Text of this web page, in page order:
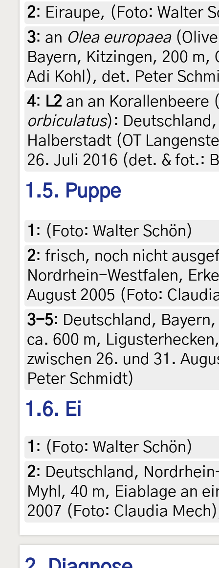
2: Eiraupe, (Foto: Walter
3: an Olea europaea
Bayern, Kitzingen, 200
Adi Kohl), det. Peter
4: L2 an an Korallenbeere
orbiculatus):
Halberstadt (OT
26. Juli 2016 (det. & fot.:
1.5. Puppe
1 : (Foto: Walter Schön)
2: frisch, noch nicht
Nordrhein-Westfalen,
August 2005 (Foto:
3-5: Deutschland,
ca. 600 m,
zwischen 26. und 31.
Peter Schmidt)
1.6. Ei
1 : (Foto: Walter Schön)
2: Deutschland,
Myhl, 40 m, Eiablage an
2007 (Foto: Claudia